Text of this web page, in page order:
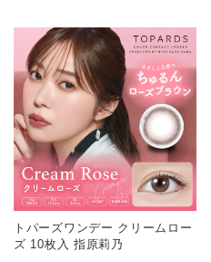
トパーズワンデー クリームロー
ズ 10枚入 指原莉乃